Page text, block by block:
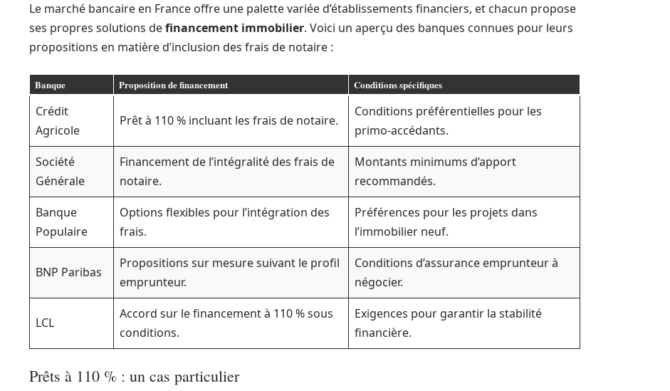
Le marché bancaire en France offre une palette variée d’établissements financiers, et chacun propose
ses propres solutions definancement immobilier. Voici un aperçu des banques connues pour leurs
propositions en matière d’inclusion des frais de notaire :
Banque Proposition de financement Conditions spécifiques
Crédit
Agricole
Prêt à 110 % incluant les frais de notaire.
Conditions préférentielles pour les
primo-accédants.
Société
Générale
Financement de l’intégralité des frais de
notaire.
Montants minimums d’apport
recommandés.
Banque
Populaire
Options flexibles pour l’intégration des
frais.
Préférences pour les projets dans
l’immobilier neuf.
BNP Paribas
Propositions sur mesure suivant le profil
emprunteur.
Conditions d’assurance emprunteur à
négocier.
LCL
Accord sur le financement à 110 % sous
conditions.
Exigences pour garantir la stabilité
financière.
Prêts à 110 % : un cas particulier